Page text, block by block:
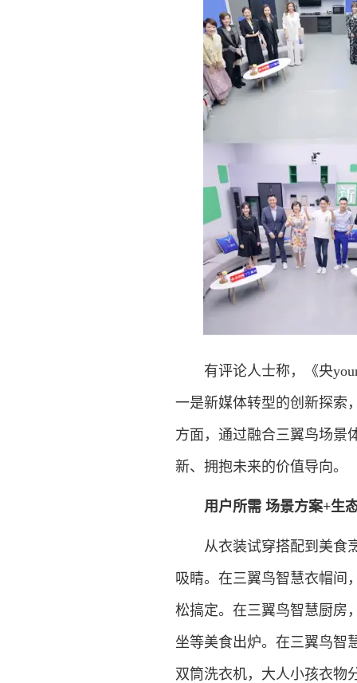
有评论人士称，《央
一是新媒体转型的创新探索
方面，通过融合三翼鸟场景
新、拥抱未来的价值导向。
用户所需 场景方案+生
从衣装试穿搭配到美食烹
吸睛。在三翼鸟智慧衣帽间
松搞定。在三翼鸟智慧厨房
坐等美食出炉。在三翼鸟智
双筒洗衣机，大人小孩衣物